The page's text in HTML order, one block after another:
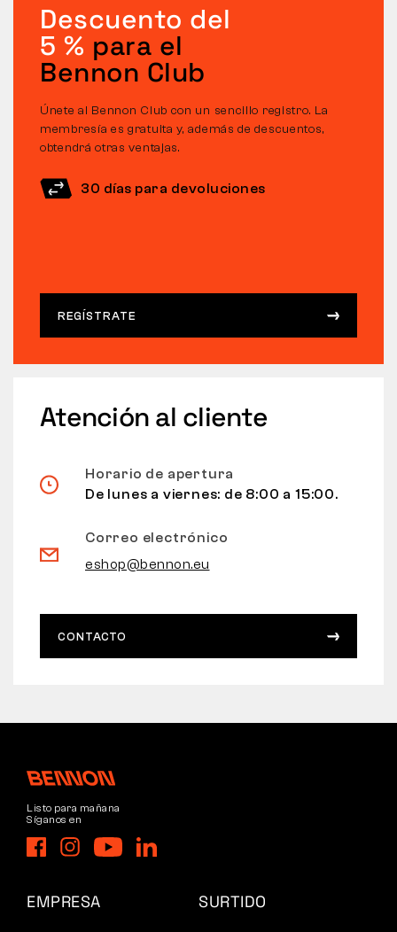
Descuento del
5 % para el
Bennon Club
Únete al Bennon Club con un sencillo registro. La
membresía es gratuita y, además de descuentos,
obtendrá otras ventajas.
30 días para devoluciones
REGÍSTRATE
Atención al cliente
Horario de apertura
De lunes a viernes: de 8:00 a 15:00.
Correo electrónico
eshop@bennon.eu
CONTACTO
Listo para mañana
Síganos en
EMPRESA SURTIDO